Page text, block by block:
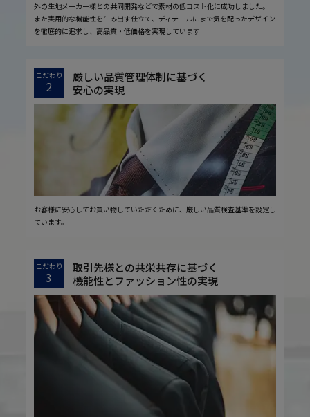
外の生地メーカー様との共同開発などで素材の低コスト化に成功しました。
また実用的な機能性を生み出す仕立て、ディテールにまで気を配ったデザイン
を徹底的に追求し、高品質・低価格を実現しています
こだわり
2
厳しい品質管理体制に基づく
安心の実現
お客様に安心してお買い物していただくために、厳しい品質検査基準を設定し
ています。
こだわり
3
取引先様との共栄共存に基づく
機能性とファッション性の実現